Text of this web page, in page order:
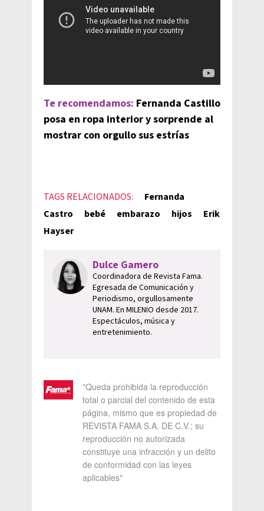
Te recomendamos: Fernanda Castillo
posa en ropa interior y sorprende al
mostrar con orgullo sus estrías
TAGS RELACIONADOS:
Fernanda
Castro
bebé embarazo hijos
Erik
Hayser
Dulce Gamero
Coordinadora de Revista Fama.
Egresada de Comunicación y
Periodismo, orgullosamente
UNAM. En MILENIO desde 2017.
Espectáculos, música y
entretenimiento.
"Queda prohibida la reproducción
total o parcial del contenido de esta
página, mismo que es propiedad de
REVISTA FAMA S.A. DE C.V.; su
reproducción no autorizada
constituye una infracción y un delito
de conformidad con las leyes
aplicables"